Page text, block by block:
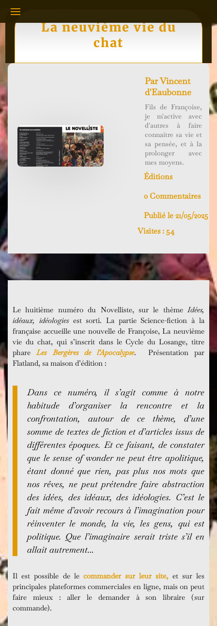
La neuvième vie du
chat
ParVincent
d'Eaubonne
Fils de Françoise,
je m'active avec
d'autres à faire
connaitre sa vie et
sa pensée, et à la
prolonger avec
mes moyens.
Éditions
0 Commentaires
Publié le 21/05/2025
Visites : 54
Le huitième numéro du Novelliste, sur le thème Idées,
idéaux, idéologies est sorti. La partie Science-fiction à la
française accueille une nouvelle de Françoise, La neuvième
vie du chat, qui s’inscrit dans le Cycle du Losange, titre
phareLes Bergères de l’Apocalypse. Présentation par
Flatland, sa maison d’édition :
Dans ce numéro, il s’agit comme à notre
habitude d’organiser la rencontre et la
confrontation, autour de ce thème, d’une
somme de textes de fiction et d’articles issus de
différentes époques. Et ce faisant, de constater
que le sense of wonder ne peut être apolitique,
étant donné que rien, pas plus nos mots que
nos rêves, ne peut prétendre faire abstraction
des idées, des idéaux, des idéologies. C’est le
fait même d’avoir recours à l’imagination pour
réinventer le monde, la vie, les gens, qui est
politique. Que l’imaginaire serait triste s’il en
allait autrement…
Il est possible de le commander sur leur site, et sur les
principales plateformes commerciales en ligne, mais on peut
faire mieux : aller le demander à son libraire (sur
commande).